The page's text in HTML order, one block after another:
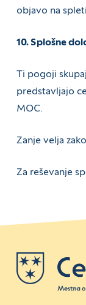
objavo na
10. Splošne
Ti pogoji
predstavljajo
MOC.
Zanje velja
Za reševanje